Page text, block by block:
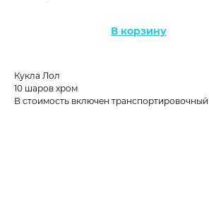
В корзину
Кукла Лол
10 шаров хром
В стоимость включен транспортировочный